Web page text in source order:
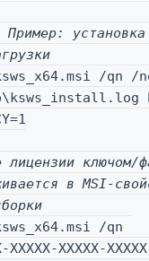
Пример:
/qn /
лицензии ключом/
в MSI-
/qn
XXXXX-XXXXX-